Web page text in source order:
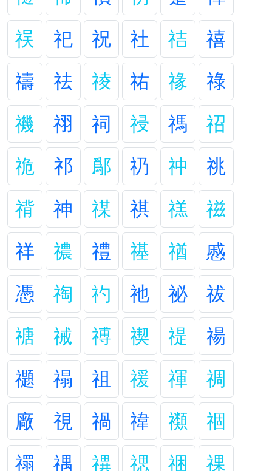
祦
祀 祝 社 祮
禧
禱
祛 祾 祐 禒
祿
禨
祤 祠 祲 禡
祒
祪
祁 鄬 礽 祌
祧
禙
神 禖 祺 禚
禌
祥
禯 禮 禥 禉
慼
憑
祹 礿 祂 祕
祓
禟
祴 禣 禊 禔
禓
禵
禢 祖 禐 禈
禂
廠
視 禍 禕 禷
祻
禤
禑 禩 禗 祵 祼